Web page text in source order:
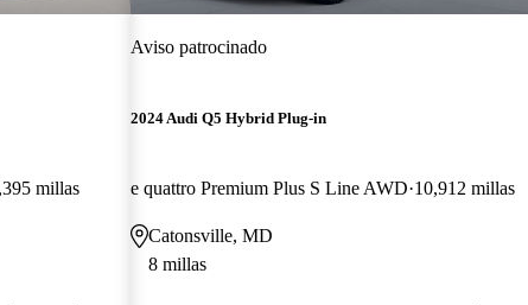
millas
Aviso patrocinado
2024 Audi Q5 Hybrid Plug-in
e quattro Premium Plus S Line AWD 10,912 millas
Catonsville, MD
8 millas